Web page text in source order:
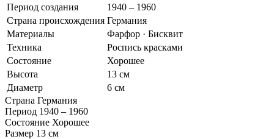
Период создания
1940 – 1960
Страна происхождения Германия
Материалы
Фарфор · Бисквит
Техника
Роспись красками
Состояние
Хорошее
Высота
13 см
Диаметр
6 см
Страна Германия
Период 1940 – 1960
Состояние Хорошее
Размер 13 см